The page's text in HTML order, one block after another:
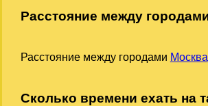
Расстояние между
Расстояние между городами Москва
Сколько времени ехать на